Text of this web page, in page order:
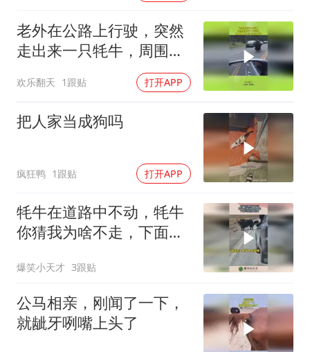
老外在公路上行驶，突然
走出来一只牦牛，周围几
欢乐翻天 1跟贴 打开APP
把人家当成狗吗
疯狂鸭 1跟贴 打开APP
牦牛在道路中不动，牦牛
你猜我为啥不走，下面司
爆笑小天才 3跟贴
公马相亲，刚闻了一下，
就龇牙咧嘴上头了